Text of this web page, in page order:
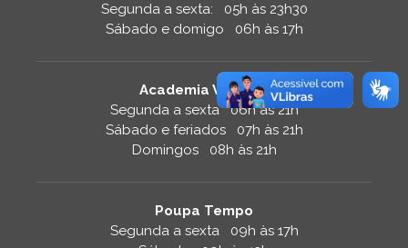
Segunda a sexta: 05h às 23h30
Sábado e domigo 06h às 17h
Academia Velocity
Segunda a sexta 06h às 21h
Sábado e feriados 07h às 21h
Domingos 08h às 21h
Poupa Tempo
Segunda a sexta 09h às 17h